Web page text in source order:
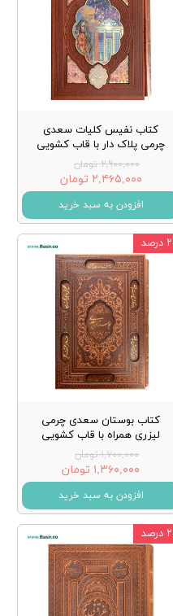
کتاب نفیس کلیات سعدی
چرمی پلاک دار با قاب کشویی
۲,۹۰۰,۰۰۰ تومان
۲,۴۶۵,۰۰۰ تومان
افزودن به سبد خرید
کتاب بوستان سعدی چرمی
لیزری همراه با قاب کشویی
۱,۷۰۰,۰۰۰ تومان
۱,۳۶۰,۰۰۰ تومان
افزودن به سبد خرید